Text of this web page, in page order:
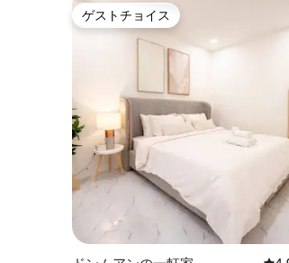
ゲストチョイス
ゲストチョイス